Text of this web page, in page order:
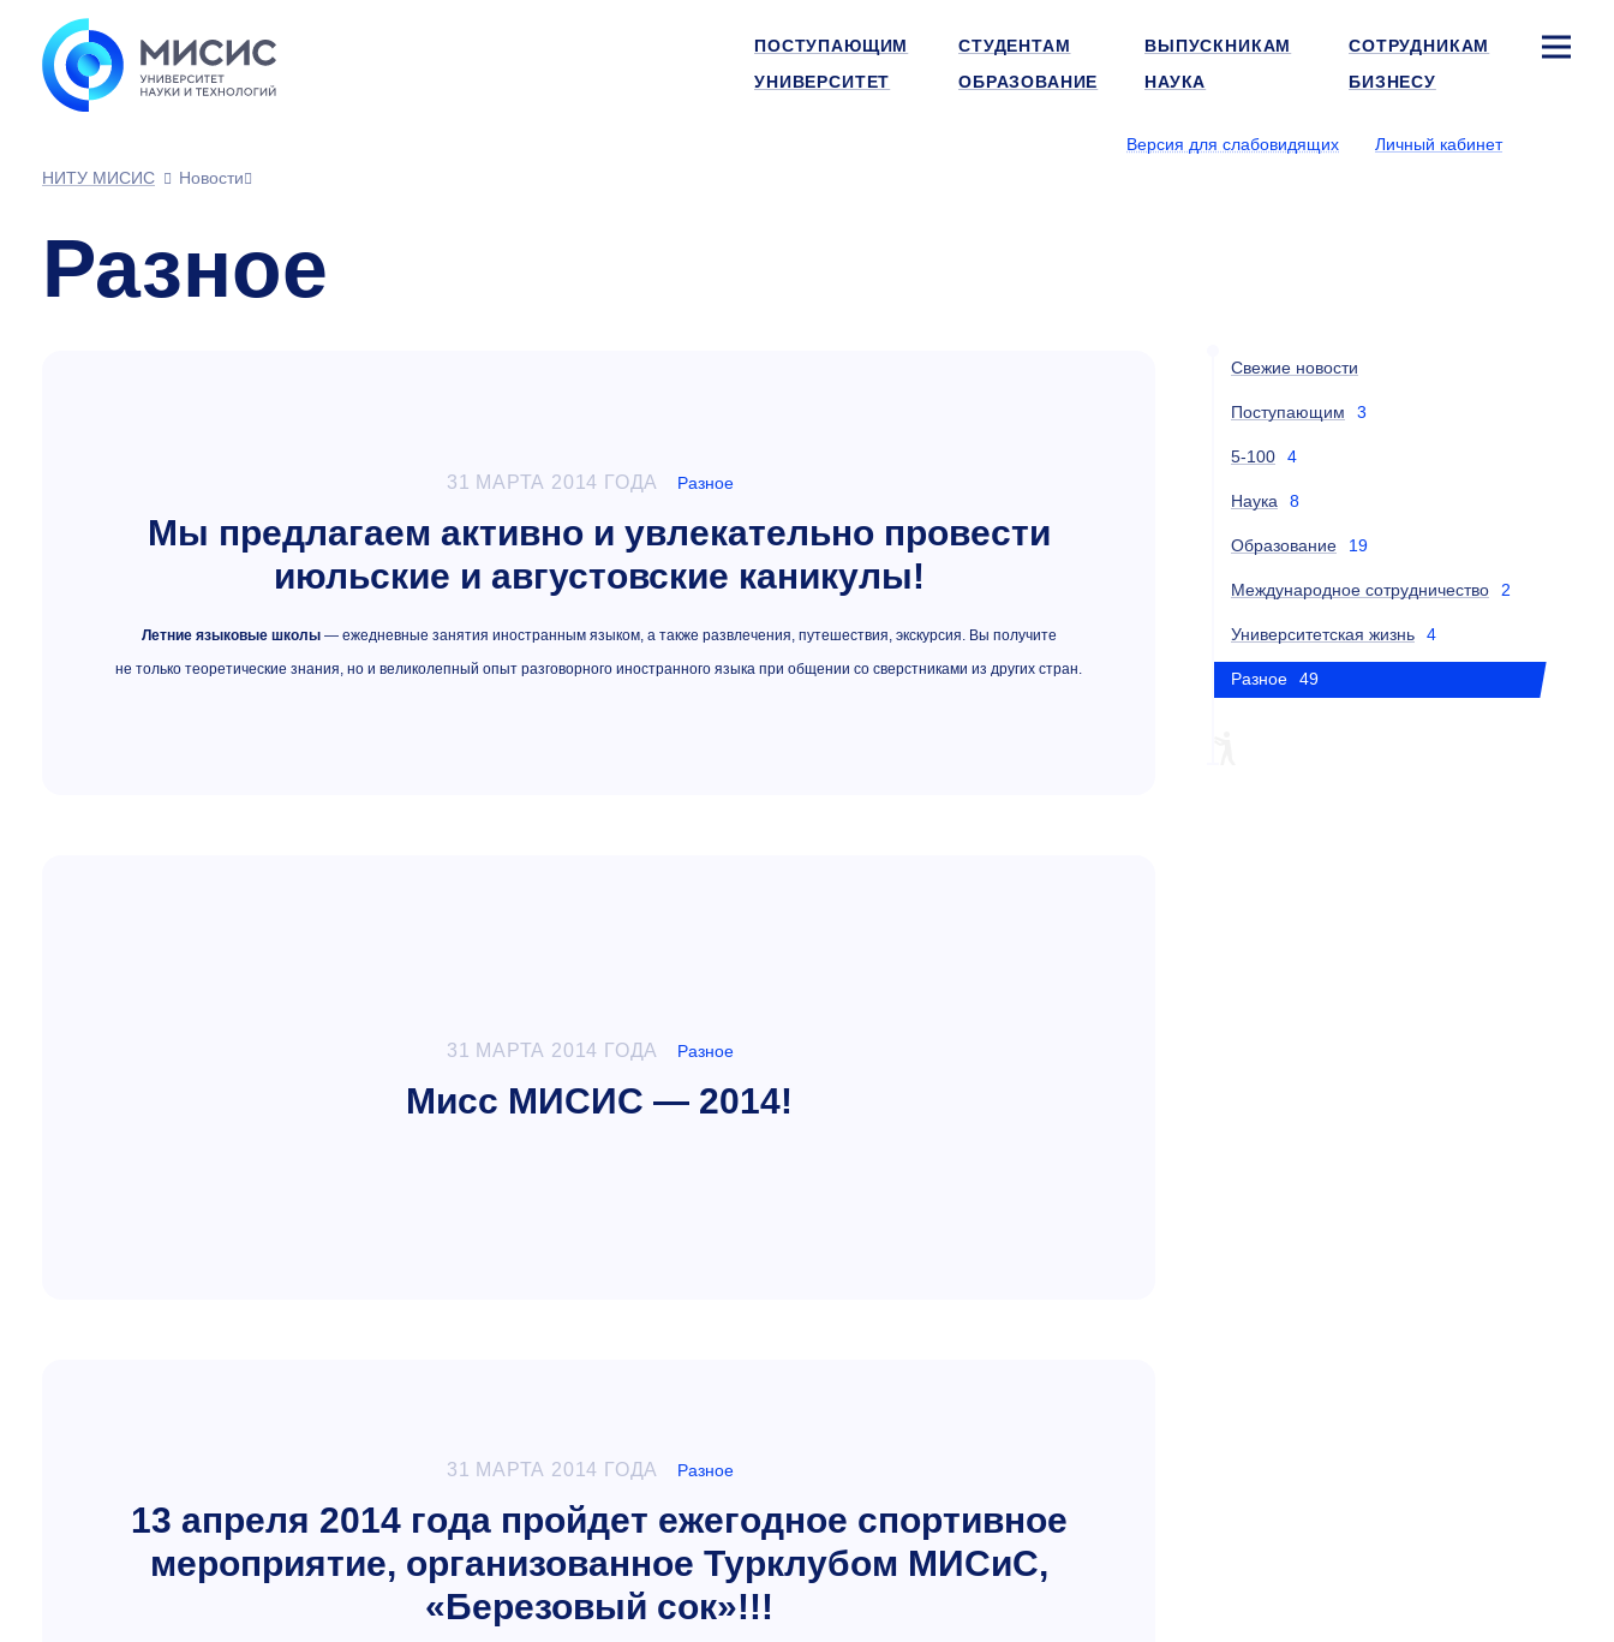
ПОСТУПАЮЩИМ СТУДЕНТАМ ВЫПУСКНИКАМ
СОТРУДНИКАМ
УНИВЕРСИТЕТ
ОБРАЗОВАНИЕ НАУКА БИЗНЕСУ
Версия для слабовидящих
Личный кабинет
НИТУ МИСИС
Новости
Разное
31 МАРТА 2014 ГОДА Разное
Мы предлагаем активно и увлекательно провести
июльские и августовские каникулы!
Летние языковые школы — ежедневные занятия иностранным языком, а также развлечения, путешествия, экскурсия. Вы получите
не только теоретические знания, но и великолепный опыт разговорного иностранного языка при общении со сверстниками из других стран.
31 МАРТА 2014 ГОДА Разное
Мисс МИСИС — 2014!
31 МАРТА 2014 ГОДА Разное
13 апреля 2014 года пройдет ежегодное спортивное
мероприятие, организованное Турклубом МИСиС,
«Березовый сок»!!!
Свежие новости
Поступающим 3
5-100 4
Наука 8
Образование 19
Международное сотрудничество 2
Университетская жизнь 4
Разное 49